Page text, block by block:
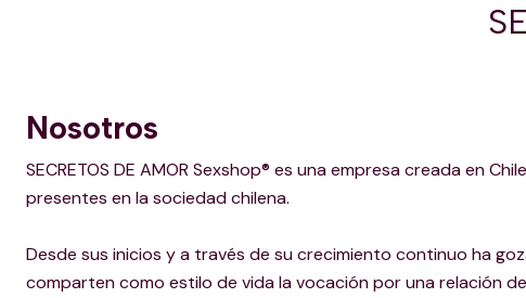
Nosotros
SECRETOS DE AMOR Sexshop® es una empresa creada en
presentes en la sociedad chilena.
Desde sus inicios y a través de su crecimiento continuo ha
comparten como estilo de vida la vocación por una relación